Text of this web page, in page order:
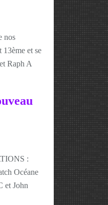
nos
et se
Raph A
:
Océane
et John